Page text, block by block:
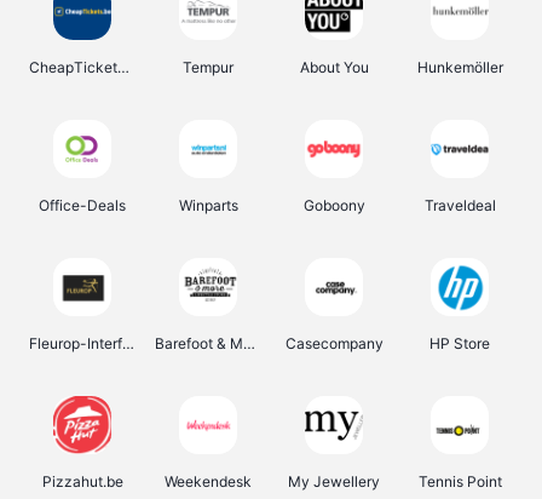
CheapTickets.be Tempur About You Hunkemöller
Office-Deals Winparts Goboony Traveldeal
Fleurop-Interflora Barefoot & More Casecompany HP Store
Pizzahut.be Weekendesk My Jewellery Tennis Point